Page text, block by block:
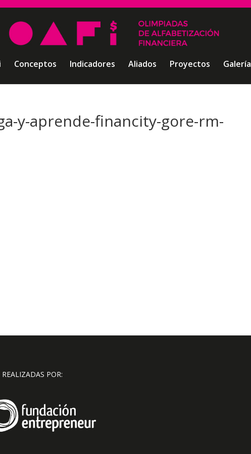
Conceptos Indicadores Aliados Proyectos Galería
y-aprende-financity-gore-rm-
POR: